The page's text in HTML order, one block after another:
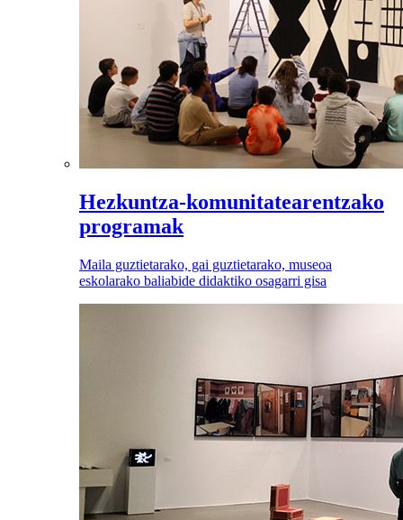
Hezkuntza-komunitatearentzako
programak
Maila guztietarako, gai guztietarako, museoa
eskolarako baliabide didaktiko osagarri gisa